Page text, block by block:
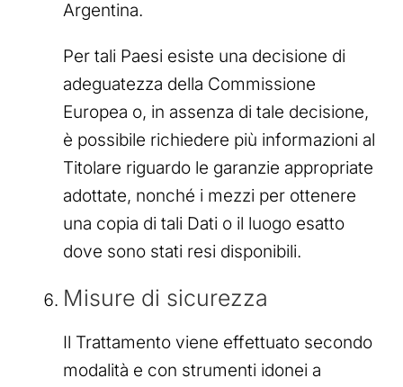
Argentina.
Per tali Paesi esiste una decisione di
adeguatezza della Commissione
Europea o, in assenza di tale decisione,
è possibile richiedere più informazioni al
Titolare riguardo le garanzie appropriate
adottate, nonché i mezzi per ottenere
una copia di tali Dati o il luogo esatto
dove sono stati resi disponibili.
Misure di sicurezza
Il Trattamento viene effettuato secondo
modalità e con strumenti idonei a